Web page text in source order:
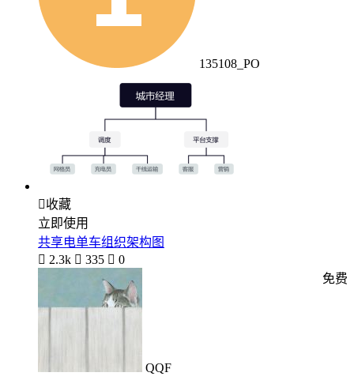
135108_PO
收藏
立即使用
共享电单车组织架构图
 2.3k  335  0
QQF
免费